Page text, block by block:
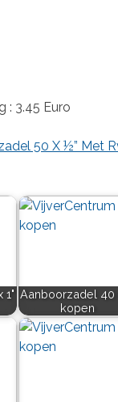
: 3.45 Euro
50 X ½” Met
1" Aanboorzadel 40
kopen